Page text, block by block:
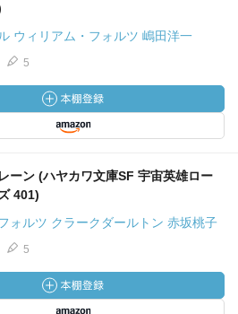
ウィリアム・フォルツ 嶋田洋一
5
ーン (ハヤカワ文庫SF 宇宙英雄ロー
401)
ォルツ クラークダールトン 赤坂桃子
5